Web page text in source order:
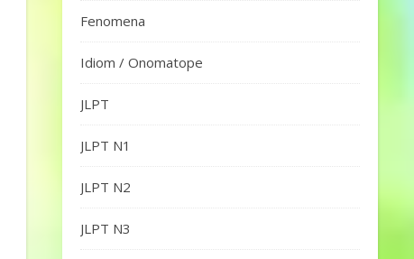
Fenomena
Idiom / Onomatope
JLPT
JLPT N1
JLPT N2
JLPT N3